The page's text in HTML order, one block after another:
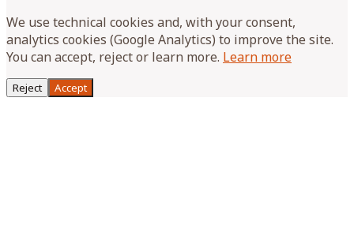
We use technical cookies and, with your consent,
analytics cookies (Google Analytics) to improve the site.
You can accept, reject or learn more. Learn more
Reject Accept